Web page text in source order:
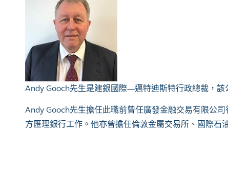
Andy Gooch先生是建銀國際—邁特迪斯特行政總裁，
Andy Gooch先生擔任此職前曾任廣發金融交易有限公
方匯理銀行工作。他亦曾擔任倫敦金屬交易所、國際石